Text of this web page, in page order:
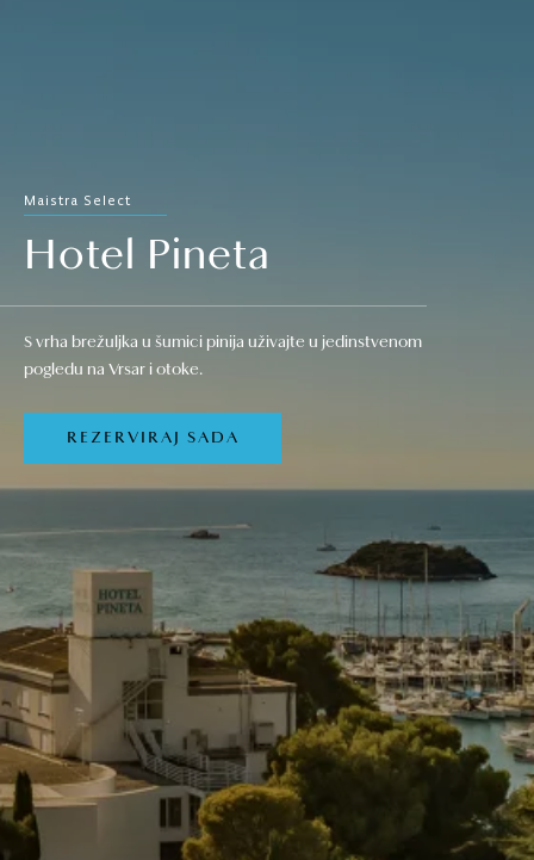
Maistra Select
Hotel Pineta
S vrha brežuljka u šumici pinija uživajte u jedinstvenom
pogledu na Vrsar i otoke.
REZERVIRAJ SADA